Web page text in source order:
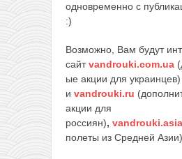
одновременно с
:)
Возможно, Вам будут
сайтvandrouki.com.ua
ые акции для украинцев)
и vandrouki.ru
акции для
россиян), vandrouki.asia
полеты из Средней Азии).